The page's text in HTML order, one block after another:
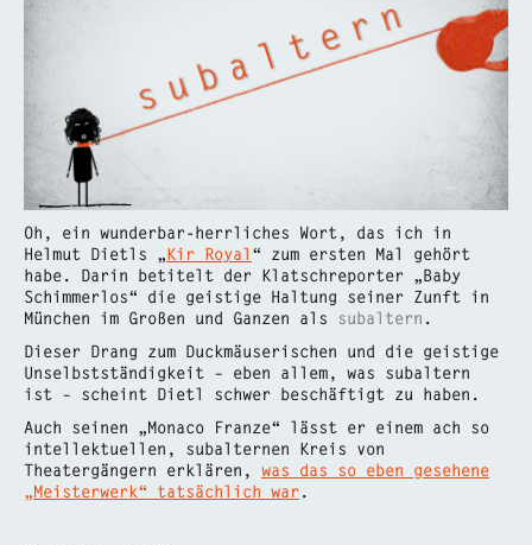
Oh, ein wunderbar-herrliches Wort, das ich in
Helmut Dietls „Kir Royal “ zum ersten Mal gehört
habe. Darin betitelt der Klatschreporter „Baby
Schimmerlos“ die geistige Haltung seiner Zunft in
München im Großen und Ganzen als subaltern .
Dieser Drang zum Duckmäuserischen und die geistige
Unselbstständigkeit – eben allem, was subaltern
ist – scheint Dietl schwer beschäftigt zu haben.
Auch seinen „Monaco Franze“ lässt er einem ach so
intellektuellen, subalternen Kreis von
Theatergängern erklären, was das so eben gesehene
„Meisterwerk“ tatsächlich war.